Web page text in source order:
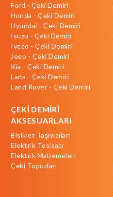
Ford - Çeki Demiri
Honda - Çeki Demiri
Hyundai - Çeki Demiri
Isuzu - Çeki Demiri
Iveco - Çeki Demiri
Jeep - Çeki Demiri
Kia - Çeki Demiri
Lada - Çeki Demiri
Land Rover - Çeki Demiri
ÇEKİ DEMİRİ
AKSESUARLARI
Bisiklet Taşıyıcıları
Elektrik Tesisatı
Elektrik Malzemeleri
Çeki Topuzları